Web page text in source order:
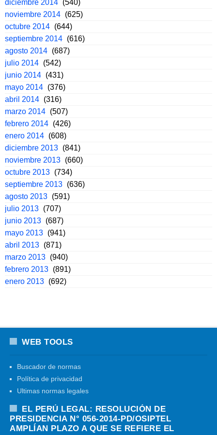
diciembre 2014 (540)
noviembre 2014 (625)
octubre 2014 (644)
septiembre 2014 (616)
agosto 2014 (687)
julio 2014 (542)
junio 2014 (431)
mayo 2014 (376)
abril 2014 (316)
marzo 2014 (507)
febrero 2014 (426)
enero 2014 (608)
diciembre 2013 (841)
noviembre 2013 (660)
octubre 2013 (734)
septiembre 2013 (636)
agosto 2013 (591)
julio 2013 (707)
junio 2013 (687)
mayo 2013 (941)
abril 2013 (871)
marzo 2013 (940)
febrero 2013 (891)
enero 2013 (692)
WEB TOOLS
Buscador de normas
Política de privacidad
Ultimas normas legales
EL PERÚ LEGAL: RESOLUCIÓN DE
PRESIDENCIA N° 056-2014-PD/OSIPTEL
AMPLÍAN PLAZO A QUE SE REFIERE EL